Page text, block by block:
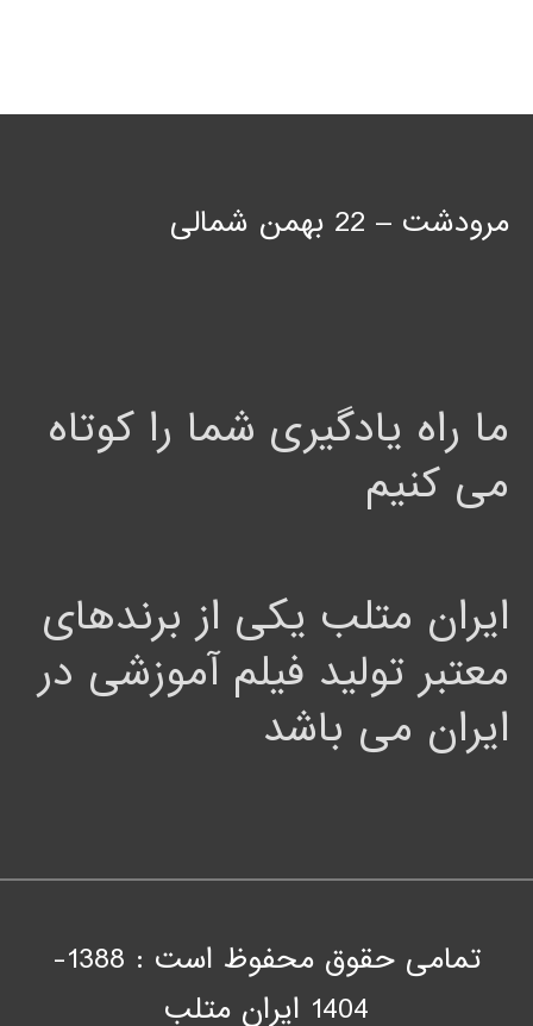
مرودشت – 22 بهمن شمالی
ما راه یادگیری شما را کوتاه
می کنیم
ایران متلب یکی از برندهای
معتبر تولید فیلم آموزشی در
ایران می باشد
تمامی حقوق محفوظ است : 1388-
1404 ايران متلب